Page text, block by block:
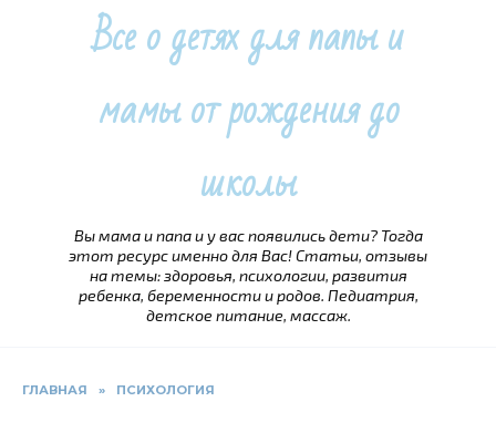
Все о детях для папы и
мамы от рождения до
школы
Вы мама и папа и у вас появились дети? Тогда
этот ресурс именно для Вас! Статьи, отзывы
на темы: здоровья, психологии, развития
ребенка, беременности и родов. Педиатрия,
детское питание, массаж.
ГЛАВНАЯ » ПСИХОЛОГИЯ